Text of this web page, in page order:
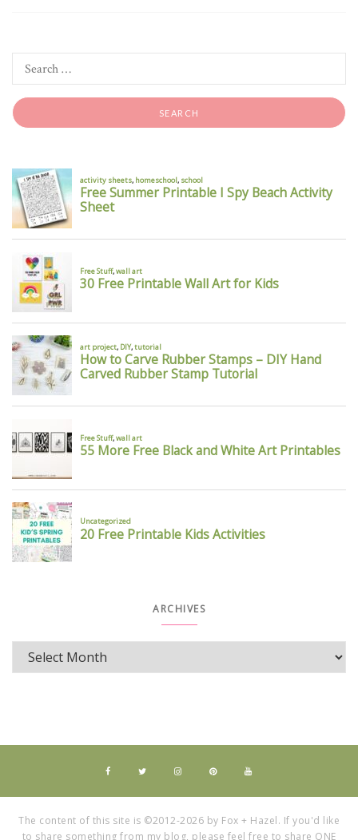
ARCHIVES
The content of this site is ©2012-2026 by Fox + Hazel. If you'd like
to share something from my blog, please feel free to share ONE